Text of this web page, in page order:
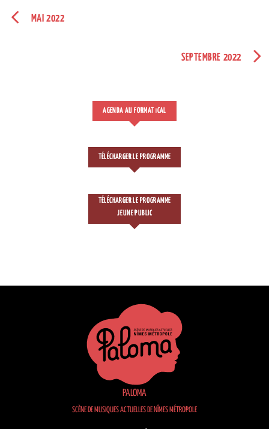
MAI 2022
SEPTEMBRE 2022
AGENDA AU FORMAT CAL
TÉLÉCHARGER LE PROGRAMME
TÉLÉCHARGER LE PROGRAMME
JEUNE PUBLIC
PALOMA
SCÈNE DE MUSIQUES ACTUELLES DE NÎMES MÉTROPOLE